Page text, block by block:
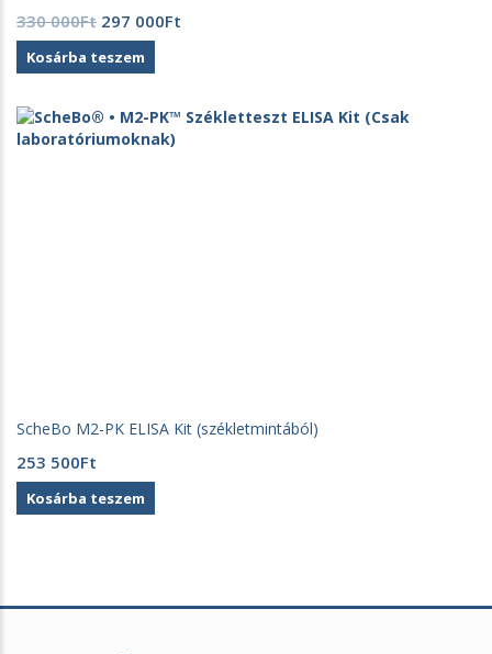
330 000Ft Original
price
was:
000Ft.
297 000Ft
000Ft.
Kosárba teszem
ScheBo M2-PK ELISA Kit (székletmintából)
253 500Ft
Kosárba teszem